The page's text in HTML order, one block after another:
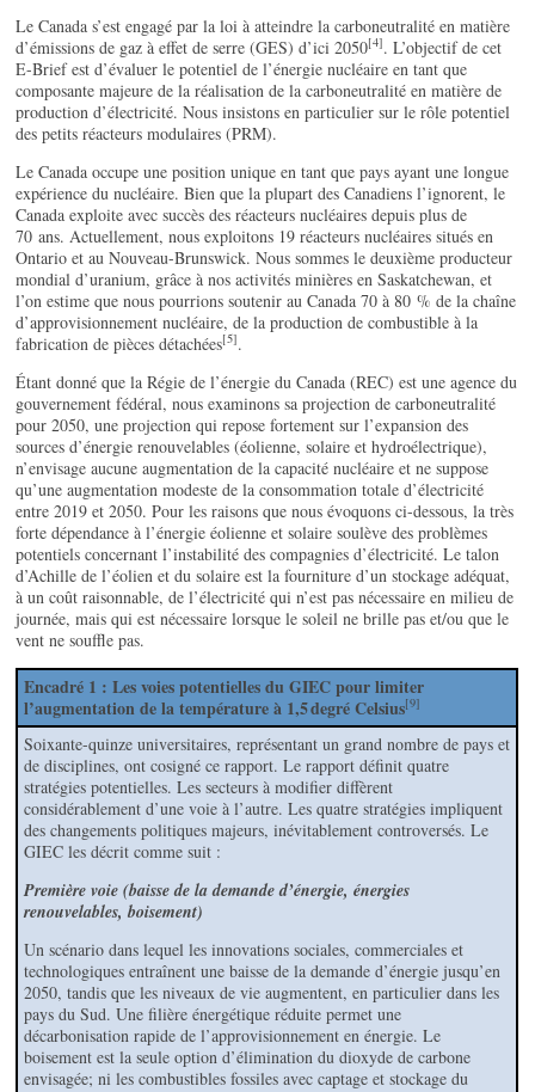
Le Canada s’est engagé par la loi à atteindre la carboneutralité en matière
d’émissions de gaz à effet de serre (GES) d’ici 2050[4]. L’objectif de cet
E-Brief est d’évaluer le potentiel de l’énergie nucléaire en tant que
composante majeure de la réalisation de la carboneutralité en matière de
production d’électricité. Nous insistons en particulier sur le rôle potentiel
des petits réacteurs modulaires (PRM).
Le Canada occupe une position unique en tant que pays ayant une longue
expérience du nucléaire. Bien que la plupart des Canadiens l’ignorent, le
Canada exploite avec succès des réacteurs nucléaires depuis plus de
70 ans. Actuellement, nous exploitons 19 réacteurs nucléaires situés en
Ontario et au Nouveau-Brunswick. Nous sommes le deuxième producteur
mondial d’uranium, grâce à nos activités minières en Saskatchewan, et
l’on estime que nous pourrions soutenir au Canada 70 à 80 % de la chaîne
d’approvisionnement nucléaire, de la production de combustible à la
fabrication de pièces détachées[5].
Étant donné que la Régie de l’énergie du Canada (REC) est une agence du
gouvernement fédéral, nous examinons sa projection de carboneutralité
pour 2050, une projection qui repose fortement sur l’expansion des
sources d’énergie renouvelables (éolienne, solaire et hydroélectrique),
n’envisage aucune augmentation de la capacité nucléaire et ne suppose
qu’une augmentation modeste de la consommation totale d’électricité
entre 2019 et 2050. Pour les raisons que nous évoquons ci-dessous, la très
forte dépendance à l’énergie éolienne et solaire soulève des problèmes
potentiels concernant l’instabilité des compagnies d’électricité. Le talon
d’Achille de l’éolien et du solaire est la fourniture d’un stockage adéquat,
à un coût raisonnable, de l’électricité qui n’est pas nécessaire en milieu de
journée, mais qui est nécessaire lorsque le soleil ne brille pas et/ou que le
vent ne souffle pas.
Encadré 1 : Les voies potentielles du GIEC pour limiter
l’augmentation de la température à 1,5degré Celsius[9]
Soixante-quinze universitaires, représentant un grand nombre de pays et
de disciplines, ont cosigné ce rapport. Le rapport définit quatre
stratégies potentielles. Les secteurs à modifier diffèrent
considérablement d’une voie à l’autre. Les quatre stratégies impliquent
des changements politiques majeurs, inévitablement controversés. Le
GIEC les décrit comme suit :
Première voie (baisse de la demande d’énergie, énergies
renouvelables, boisement)
Un scénario dans lequel les innovations sociales, commerciales et
technologiques entraînent une baisse de la demande d’énergie jusqu’en
2050, tandis que les niveaux de vie augmentent, en particulier dans les
pays du Sud. Une filière énergétique réduite permet une
décarbonisation rapide de l’approvisionnement en énergie. Le
boisement est la seule option d’élimination du dioxyde de carbone
envisagée; ni les combustibles fossiles avec captage et stockage du